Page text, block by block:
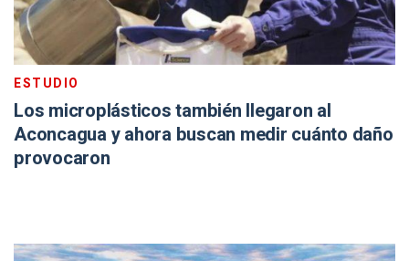
ESTUDIO
Los microplásticos también llegaron al
Aconcagua y ahora buscan medir cuánto daño
provocaron